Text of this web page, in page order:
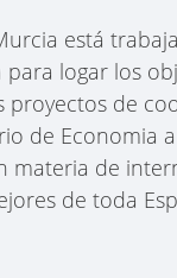
está
logar los
proyectos de
de Economia
materia de
de toda